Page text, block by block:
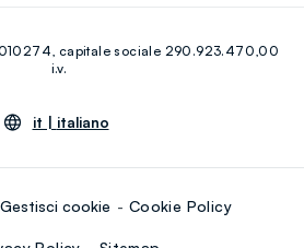
Linkedin
capitale sociale 290.923.470,00
i.v.
it | italiano
Gestisci cookie Cookie Policy